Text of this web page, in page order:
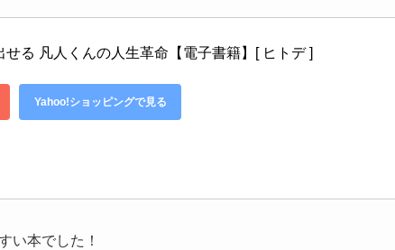
る 凡人くんの人生革命【電子書籍】[ ヒトデ ]
Yahoo!ショッピングで見る
い本でした！